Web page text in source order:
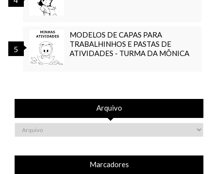
MODELOS DE CAPAS PARA
TRABALHINHOS E PASTAS DE
ATIVIDADES - TURMA DA MÔNICA
Arquivo
Marcadores